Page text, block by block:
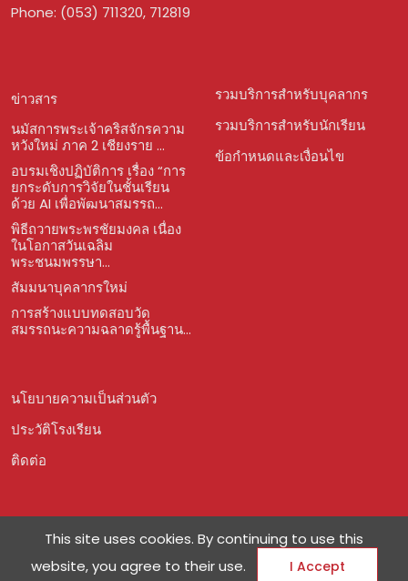
Phone: (053) 711320, 712819
ข่าวสาร
นมัสการพระเจ้าคริสจักรความ
หวังใหม่ ภาค 2 เชียงราย ...
อบรมเชิงปฏิบัติการ เรื่อง “การ
ยกระดับการวิจัยในชั้นเรียน
ด้วย AI เพื่อพัฒนาสมรรถ...
พิธีถวายพระพรชัยมงคล เนื่อง
ในโอกาสวันเฉลิม
พระชนมพรรษา...
สัมมนาบุคลากรใหม่
การสร้างแบบทดสอบวัด
สมรรถนะความฉลาดรู้พื้นฐาน...
รวมบริการสำหรับบุคลากร
รวมบริการสำหรับนักเรียน
ข้อกำหนดและเงื่อนไข
นโยบายความเป็นส่วนตัว
ประวัติโรงเรียน
ติดต่อ
This site uses cookies. By continuing to use this
website, you agree to their use.
I Accept